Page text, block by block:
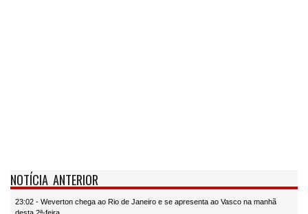
NOTÍCIA ANTERIOR
23:02 - Weverton chega ao Rio de Janeiro e se apresenta ao Vasco na manhã